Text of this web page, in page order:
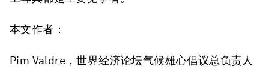
本文作者：
Pim Valdre，世界经济论坛气候雄心倡议总负责人